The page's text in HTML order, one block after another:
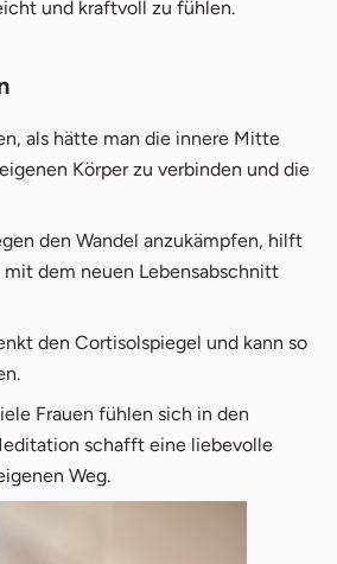
und kraftvoll zu fühlen.
als hätte man die innere Mitte
Körper zu verbinden und die
den Wandel anzukämpfen, hilft
dem neuen Lebensabschnitt
den Cortisolspiegel und kann so
Frauen fühlen sich in den
schafft eine liebevolle
Weg.